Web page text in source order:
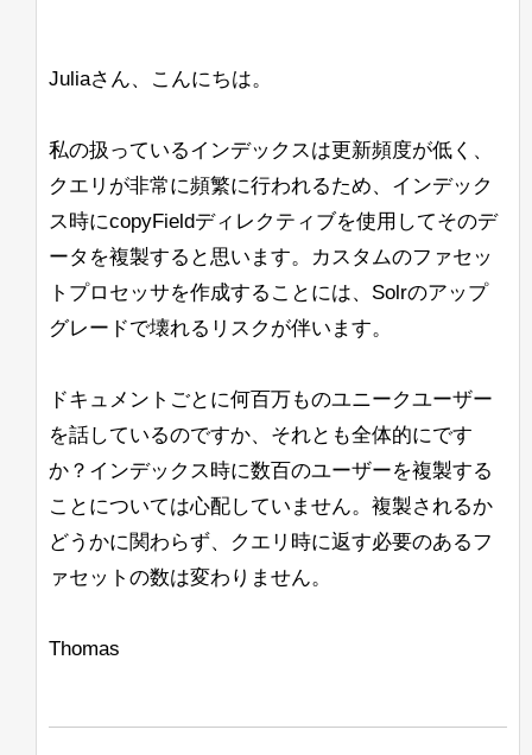
すでにBreakIteratorをコーディングし、
しましたが、このIteratorを使用すると、
すべてのリクエストのqTimeが約1000か
ら12000以上に上昇し、このアプリケー
ションでは許容できません。
こちらが私の実装へのリンクです。どこ
が非常に非効率的なのかを見つけること
ができません。（これらの関数が非常に
他のアプローチも含め、すべての提案を
歓迎します。
したがって、BreakIteratorや関連する情
報について詳しく学ぶための良いリソー
スはありますか？ここではコードの調査
が非常に難しいです。
は、最終的なハイライトが見つかったと
るロジックの量が減少しますが、SOLR
JVMJ9VM007W Command-line
その後、コンソールにはガベージコレク
ションの出力が続きますが、Solrは問題
なく起動し、動作しているように見えま
す。同じリリースのJava 11 Hotspotに変
更すると、警告や他の問題は見られませ
ん。
Ubuntu上のJava 11 Open J9でも同様の
というメッセージが表示されますが、コ
ンソールには表示されません。solr_gc
ログは正しく作成され、内容も記録され
これを確認したのは、OpenJDK
11.0.10+9リリースを使用した場合で
す。
よろしくお願いします。
せんでした。
3>/solrを使用すると、configが/solr
znodeではなく、直接<ip-1> にアップ
ロードされます。
これが意図された動作かどうかについて
助けていただけないでしょうか？
注：<ip-1>/solr,<ip-2>/solr,
ームできますか？ 通常の「shards」パ
がないと思います。
--ufuk
られると、その発音が一致しなくなる可
一方、異なる表記法（ß <-> ss）で書か
れたドイツ語の単語を一致させたいだけ
なら、GermanNormalizationFilterFactory
だけで十分です。
BeiderMorseFilterFactoryは必要ありませ
ん。
追伸：私はドイツ語の話者ではなく、上
りません。ただの推測です。
Juliaさん、こんにちは。
私の扱っているインデックスは更新頻度が低く、
クエリが非常に頻繁に行われるため、インデック
ス時にcopyFieldディレクティブを使用してそのデ
ータを複製すると思います。カスタムのファセッ
トプロセッサを作成することには、Solrのアップ
グレードで壊れるリスクが伴います。
ドキュメントごとに何百万ものユニークユーザー
を話しているのですか、それとも全体的にです
か？インデックス時に数百のユーザーを複製する
ことについては心配していません。複製されるか
どうかに関わらず、クエリ時に返す必要のあるフ
ァセットの数は変わりません。
Thomas